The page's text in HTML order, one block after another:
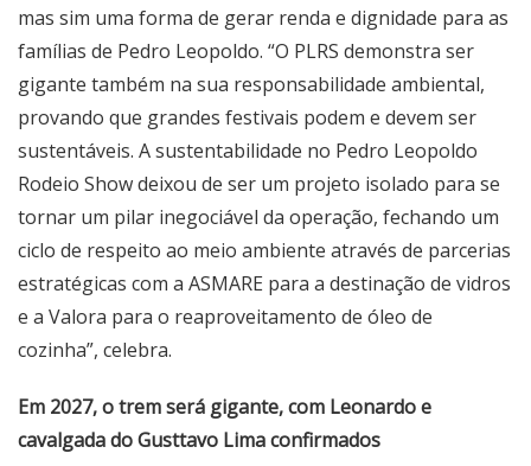
mas sim uma forma de gerar renda e dignidade para as
famílias de Pedro Leopoldo. “O PLRS demonstra ser
gigante também na sua responsabilidade ambiental,
provando que grandes festivais podem e devem ser
sustentáveis. A sustentabilidade no Pedro Leopoldo
Rodeio Show deixou de ser um projeto isolado para se
tornar um pilar inegociável da operação, fechando um
ciclo de respeito ao meio ambiente através de parcerias
estratégicas com a ASMARE para a destinação de vidros
e a Valora para o reaproveitamento de óleo de
cozinha”, celebra.
Em 2027, o trem será gigante, com Leonardo e
cavalgada do Gusttavo Lima confirmados